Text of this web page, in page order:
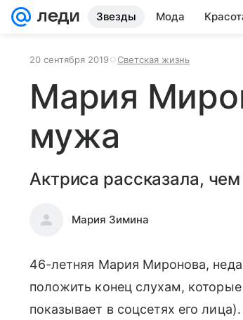
Звезды Мода
20 сентября 2019 Светская жизнь
Мария
мужа
Актриса рассказала,
Мария Зимина
46-летняя Мария Миронова,
положить конец слухам, которые
показывает в соцсетях его